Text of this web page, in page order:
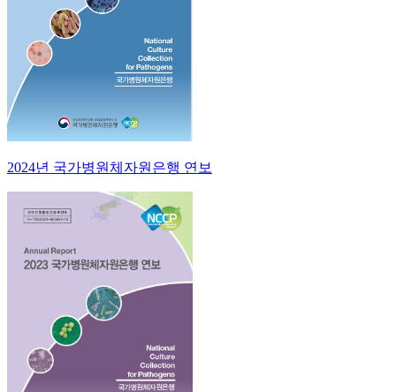
2024년 국가병원체자원은행 연보